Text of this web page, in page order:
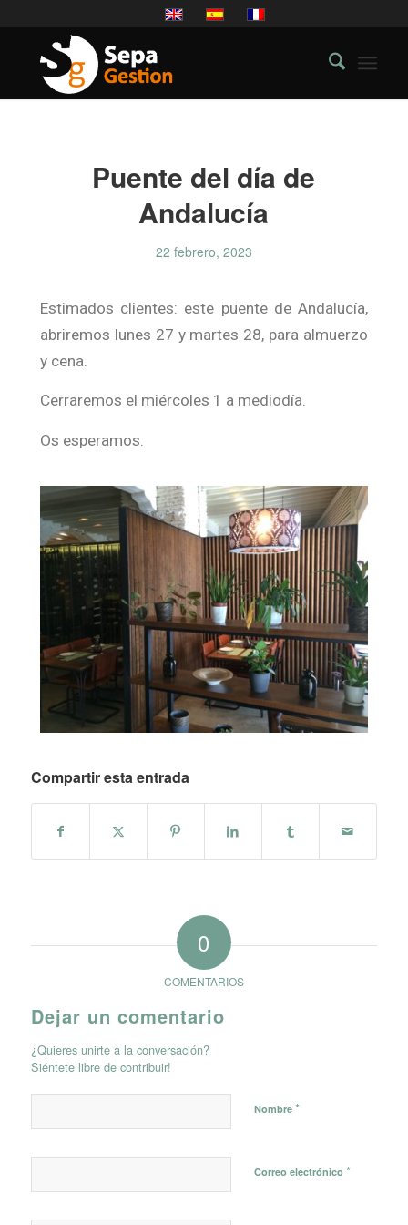
Puente del día de
Andalucía
22 febrero, 2023
Estimados clientes: este puente de Andalucía,
abriremos lunes 27 y martes 28, para almuerzo
y cena.
Cerraremos el miércoles 1 a mediodía.
Os esperamos.
Compartir esta entrada
0
COMENTARIOS
Dejar un comentario
¿Quieres unirte a la conversación?
Siéntete libre de contribuir!
Nombre *
Correo electrónico *